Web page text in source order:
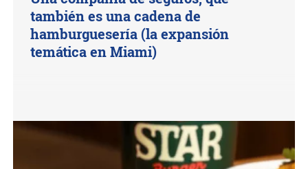
también es una cadena de
hamburguesería (la expansión
temática en Miami)